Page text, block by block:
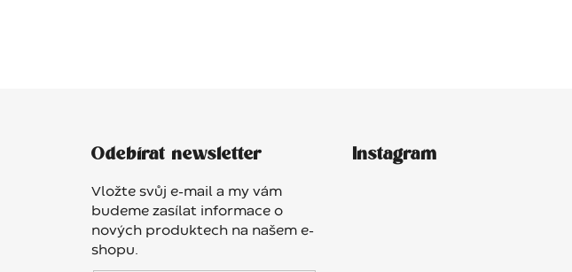
Odebírat newsletter
Vložte svůj e-mail a my vám
budeme zasílat informace o
nových produktech na našem e-
shopu.
Instagram